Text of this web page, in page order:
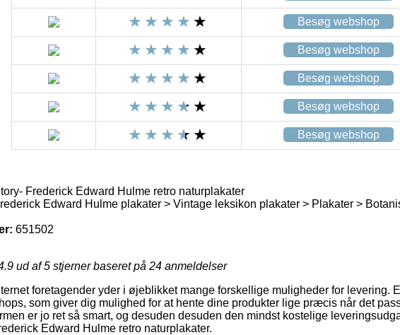
Besøg webshop
Besøg webshop
Besøg webshop
Besøg webshop
Besøg webshop
Frederick Edward Hulme retro naturplakater
Edward Hulme plakater > Vintage leksikon plakater > Plakater >
651502
ud af 5 stjerner baseret på 24 anmeldelser
foretagender yder i øjeblikket mange forskellige muligheder for levering.
som giver dig mulighed for at hente dine produkter lige præcis når det
er jo ret så smart, og desuden desuden den mindst kostelige
Edward Hulme retro naturplakater.